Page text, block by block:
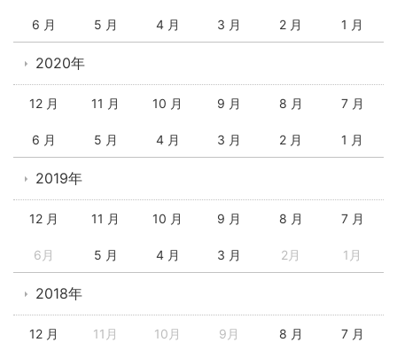
6 月 5 月 4 月 3 月 2 月 1 月
2020年
12 月 11 月 10 月 9 月 8 月 7 月
6 月 5 月 4 月 3 月 2 月 1 月
2019年
12 月 11 月 10 月 9 月 8 月 7 月
6月 5 月 4 月 3 月 2月 1月
2018年
12 月 11月 10月 9月 8 月 7 月